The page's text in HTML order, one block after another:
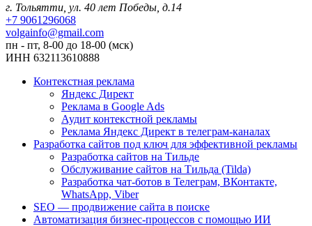
г. Тольятти, ул. 40 лет Победы, д.14
+7 9061296068
volgainfo@gmail.com
пн - пт, 8-00 до 18-00 (мск)
ИНН 632113610888
Контекстная реклама
Яндекс Директ
Реклама в Google Ads
Аудит контекстной рекламы
Реклама Яндекс Директ в телеграм-каналах
Разработка сайтов под ключ для эффективной рекламы
Разработка сайтов на Тильде
Обслуживание сайтов на Тильда (Tilda)
Разработка чат-ботов в Телеграм, ВКонтакте,
WhatsApp, Viber
SEO — продвижение сайта в поиске
Автоматизация бизнес-процессов с помощью ИИ